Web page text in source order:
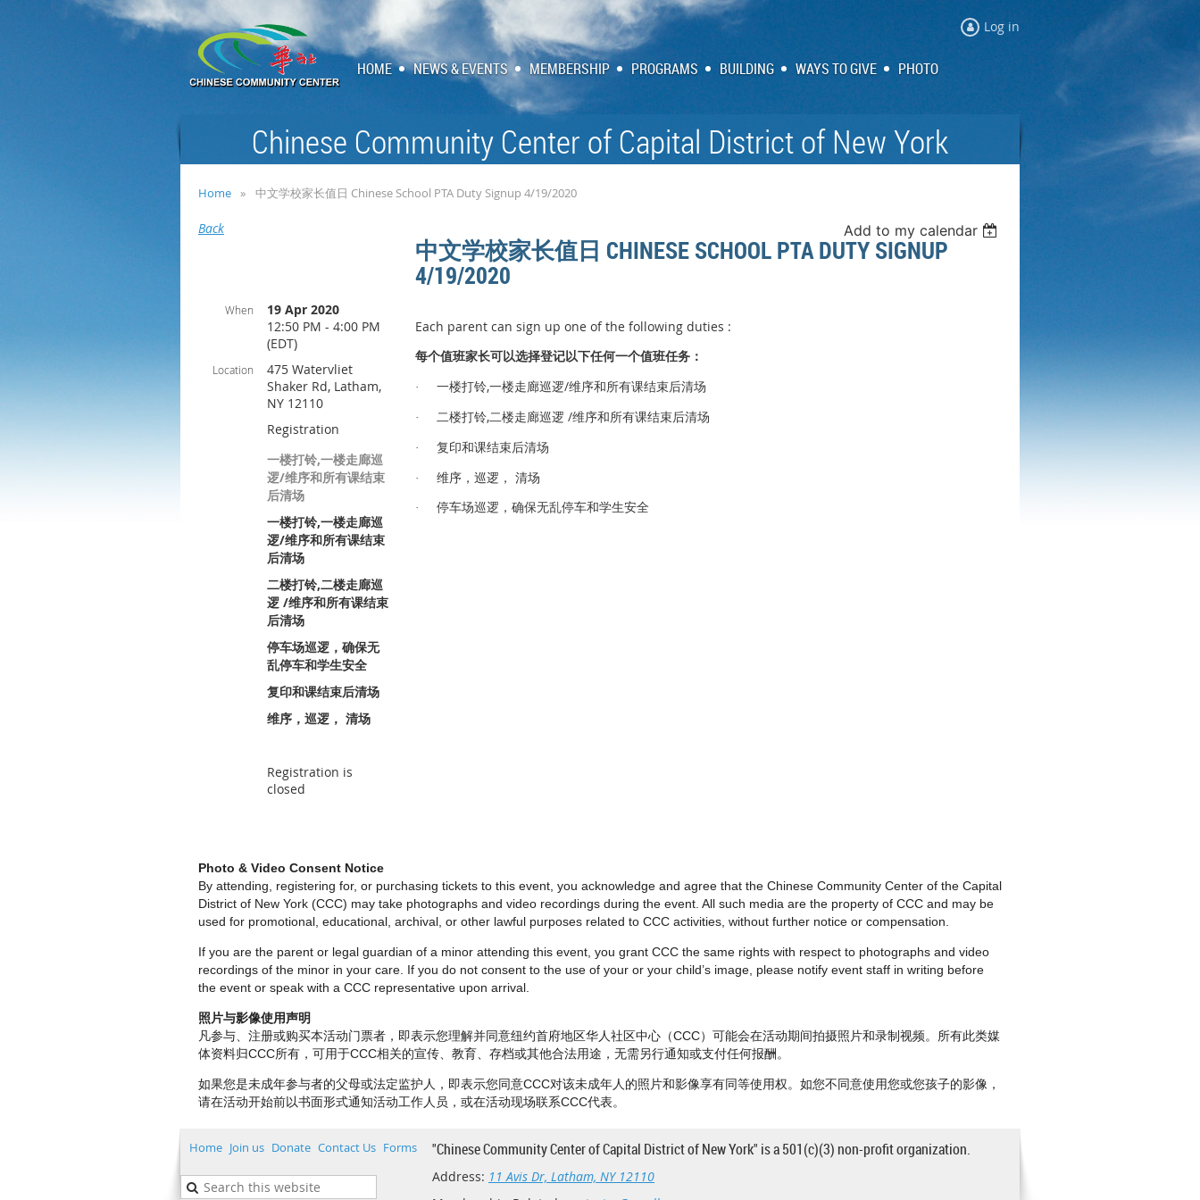
Log in
HOME NEWS & EVENTS MEMBERSHIP PROGRAMS BUILDING WAYS TO GIVE PHOTO
Chinese Community Center of Capital District of New York
Home 中文学校家长值日 Chinese School PTA Duty Signup 4/19/2020
Back Add to my calendar
中文学校家长值日 CHINESE SCHOOL PTA DUTY SIGNUP
4/19/2020
When
19 Apr 2020
12:50 PM - 4:00 PM
(EDT)
Location
475 Watervliet
Shaker Rd, Latham,
NY 12110
Registration
一楼打铃,一楼走廊巡
逻/维序和所有课结束
后清场
一楼打铃,一楼走廊巡
逻/维序和所有课结束
后清场
二楼打铃,二楼走廊巡
逻 /维序和所有课结束
后清场
停车场巡逻，确保无
乱停车和学生安全
复印和课结束后清场
维序，巡逻， 清场
Registration is
closed
Each parent can sign up one of the following duties :
每个值班家长可以选择登记以下任何一个值班任务 ：
· 一楼打铃,一楼走廊巡逻/维序和所有课结束后清场
· 二楼打铃,二楼走廊巡逻 /维序和所有课结束后清场
· 复印和课结束后清场
· 维序，巡逻， 清场
· 停车场巡逻 ，确保无乱停车和学生安全
Photo & Video Consent Notice
By attending, registering for, or purchasing tickets to this event, you acknowledge and agree that the Chinese Community Center of the Capital
District of New York (CCC) may take photographs and video recordings during the event. All such media are the property of CCC and may be
used for promotional, educational, archival, or other lawful purposes related to CCC activities, without further notice or compensation.
If you are the parent or legal guardian of a minor attending this event, you grant CCC the same rights with respect to photographs and video
recordings of the minor in your care. If you do not consent to the use of your or your child’s image, please notify event staff in writing before
the event or speak with a CCC representative upon arrival.
照片与影像使用声明
凡参与、注册或购买本活动门票者，即表示您理解并同意纽约首府地区华人社区中心（CCC）可能会在活动期间拍摄照片和录制视频。所有此类媒
体资料归CCC所有，可用于CCC相关的宣传、教育、存档或其他合法用途，无需另行通知或支付任何报酬。
如果您是未成年参与者的父母或法定监护人，即表示您同意CCC对该未成年人的照片和影像享有同等使用权。如您不同意使用您或您孩子的影像，
请在活动开始前以书面形式通知活动工作人员，或在活动现场联系CCC代表。
Home Join us Donate Contact Us Forms "Chinese Community Center of Capital District of New York" is a 501(c)(3) non-profit organization.
Address: 11 Avis Dr, Latham, NY 12110